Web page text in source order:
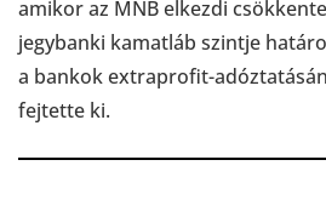
amikor az MNB elkezdi
jegybanki kamatláb szintje
a bankok extraprofit-
fejtette ki.